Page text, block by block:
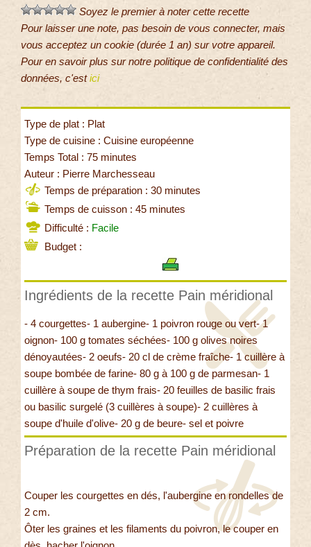
Soyez le premier à noter cette recette
Pour laisser une note, pas besoin de vous connecter, mais
vous acceptez un cookie (durée 1 an) sur votre appareil.
Pour en savoir plus sur notre politique de confidentialité des
données, c'estici
Type de plat : Plat
Type de cuisine : Cuisine européenne
Temps Total : 75 minutes
Auteur : Pierre Marchesseau
Temps de préparation : 30 minutes
Temps de cuisson : 45 minutes
Difficulté : Facile
Budget :
Ingrédients de la recette Pain méridional
- 4 courgettes- 1 aubergine- 1 poivron rouge ou vert- 1
oignon- 100 g tomates séchées- 100 g olives noires
dénoyautées- 2 oeufs- 20 cl de crème fraîche- 1 cuillère à
soupe bombée de farine- 80 g à 100 g de parmesan- 1
cuillère à soupe de thym frais- 20 feuilles de basilic frais
ou basilic surgelé (3 cuillères à soupe)- 2 cuillères à
soupe d'huile d'olive- 20 g de beure- sel et poivre
Préparation de la recette Pain méridional
Couper les courgettes en dés, l'aubergine en rondelles de
2 cm.
Ôter les graines et les filaments du poivron, le couper en